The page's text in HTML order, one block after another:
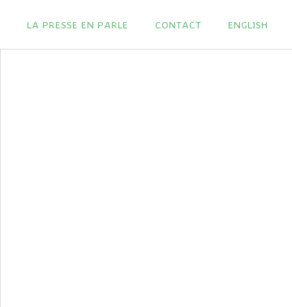
LA PRESSE EN PARLE CONTACT ENGLISH